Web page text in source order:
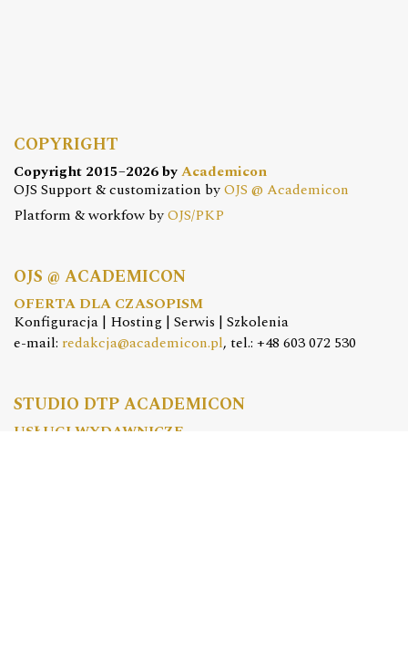
COPYRIGHT
Copyright 2015–2026 byAcademicon
OJS Support & customization byOJS @ Academicon
Platform & workfow byOJS/PKP
OJS @ ACADEMICON
OFERTA DLA CZASOPISM
Konfiguracja | Hosting | Serwis | Szkolenia
e-mail: redakcja@academicon.pl, tel.: +48 603 072 530
STUDIO DTP ACADEMICON
USŁUGI WYDAWNICZE